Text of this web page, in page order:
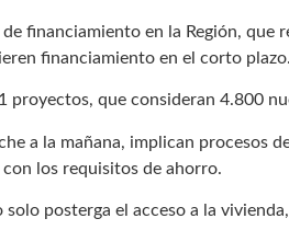
financiamiento en la Región,
financiamiento en el corto plazo.
proyectos, que consideran 4.800
a la mañana, implican procesos
los requisitos de ahorro.
posterga el acceso a la